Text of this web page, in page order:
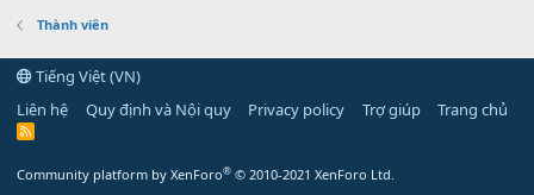
Thành viên
Tiếng Việt (VN)
Liên hệ
Quy định và Nội quy Privacy policy Trợ giúp Trang chủ
R
Community platform by XenForo® © 2010-2021 XenForo Ltd.